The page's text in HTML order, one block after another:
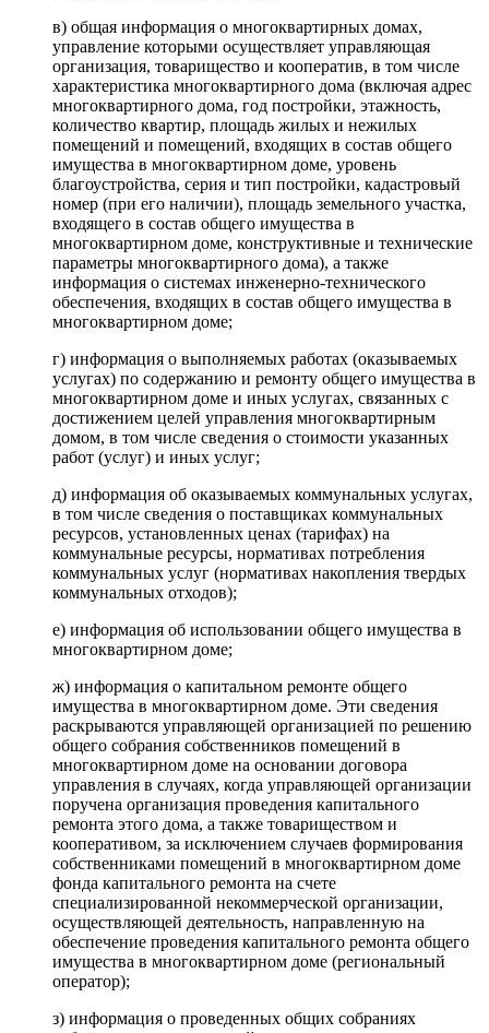
в) общая информация о многоквартирных домах,
управление которыми осуществляет управляющая
организация, товарищество и кооператив, в том числе
характеристика многоквартирного дома (включая адрес
многоквартирного дома, год постройки, этажность,
количество квартир, площадь жилых и нежилых
помещений и помещений, входящих в состав общего
имущества в многоквартирном доме, уровень
благоустройства, серия и тип постройки, кадастровый
номер (при его наличии), площадь земельного участка,
входящего в состав общего имущества в
многоквартирном доме, конструктивные и технические
параметры многоквартирного дома), а также
информация о системах инженерно-технического
обеспечения, входящих в состав общего имущества в
многоквартирном доме;
г) информация о выполняемых работах (оказываемых
услугах) по содержанию и ремонту общего имущества в
многоквартирном доме и иных услугах, связанных с
достижением целей управления многоквартирным
домом, в том числе сведения о стоимости указанных
работ (услуг) и иных услуг;
д) информация об оказываемых коммунальных услугах,
в том числе сведения о поставщиках коммунальных
ресурсов, установленных ценах (тарифах) на
коммунальные ресурсы, нормативах потребления
коммунальных услуг (нормативах накопления твердых
коммунальных отходов);
е) информация об использовании общего имущества в
многоквартирном доме;
ж) информация о капитальном ремонте общего
имущества в многоквартирном доме. Эти сведения
раскрываются управляющей организацией по решению
общего собрания собственников помещений в
многоквартирном доме на основании договора
управления в случаях, когда управляющей организации
поручена организация проведения капитального
ремонта этого дома, а также товариществом и
кооперативом, за исключением случаев формирования
собственниками помещений в многоквартирном доме
фонда капитального ремонта на счете
специализированной некоммерческой организации,
осуществляющей деятельность, направленную на
обеспечение проведения капитального ремонта общего
имущества в многоквартирном доме (региональный
оператор);
з) информация о проведенных общих собраниях